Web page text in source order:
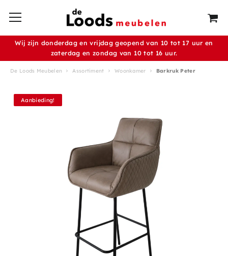
Wij zijn donderdag en vrijdag geopend van 10 tot 17 uur en
zaterdag en zondag van 10 tot 16 uur.
De Loods Meubelen Assortiment Woonkamer Barkruk Peter
Aanbieding!